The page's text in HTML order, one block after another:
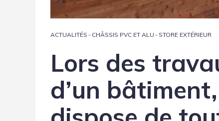
ACTUALITÉS - CHÂSSIS PVC ET ALU - STORE EXTÉRIEUR
Lors des
d’un